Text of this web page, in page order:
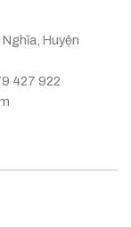
Huyện
427 922